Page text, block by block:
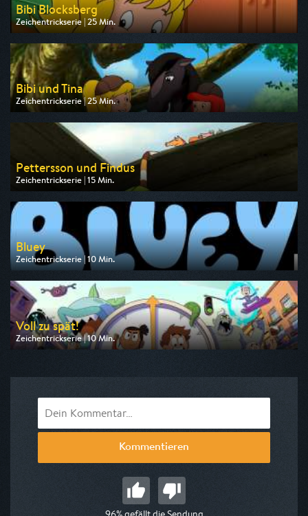
Bibi Blocksberg
Zeichentrickserie | 25 Min.
Ausgestrahlt von ZDF
am 09.08.2026, 07:25
Bibi und Tina
Zeichentrickserie | 25 Min.
Ausgestrahlt von ZDF
am 09.08.2026, 07:50
Pettersson und Findus
Zeichentrickserie | 15 Min.
Ausgestrahlt von ZDF
am 09.08.2026, 06:45
Bluey
Zeichentrickserie | 10 Min.
Ausgestrahlt von Disney Channel
am 08.08.2026, 17:15
Voll zu spät!
Zeichentrickserie | 10 Min.
Ausgestrahlt von Super RTL
Kommentieren